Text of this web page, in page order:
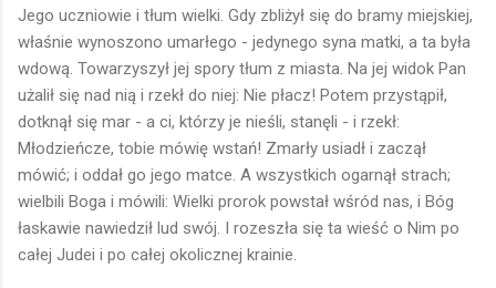
Jego uczniowie i tłum wielki. Gdy zbliżył się do bramy miejskiej,
właśnie wynoszono umarłego - jedynego syna matki, a ta była
wdową. Towarzyszył jej spory tłum z miasta. Na jej widok Pan
użalił się nad nią i rzekł do niej: Nie płacz! Potem przystąpił,
dotknął się mar - a ci, którzy je nieśli, stanęli - i rzekł:
Młodzieńcze, tobie mówię wstań! Zmarły usiadł i zaczął
mówić; i oddał go jego matce. A wszystkich ogarnął strach;
wielbili Boga i mówili: Wielki prorok powstał wśród nas, i Bóg
łaskawie nawiedził lud swój. I rozeszła się ta wieść o Nim po
całej Judei i po całej okolicznej krainie.